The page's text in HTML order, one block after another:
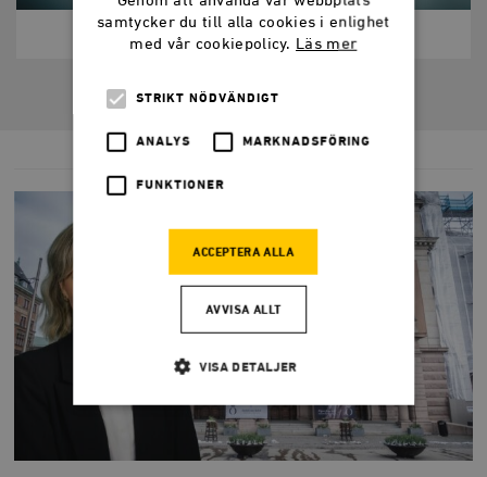
LADDA NER
samtycker du till alla cookies i enlighet
med vår cookiepolicy. Läs mer
STRIKT NÖDVÄNDIGT
ANALYS MARKNADSFÖRING
FUNKTIONER
ACCEPTERA ALLA
AVVISA ALLT
VISA DETALJER
Strikt nödvändigt Analys